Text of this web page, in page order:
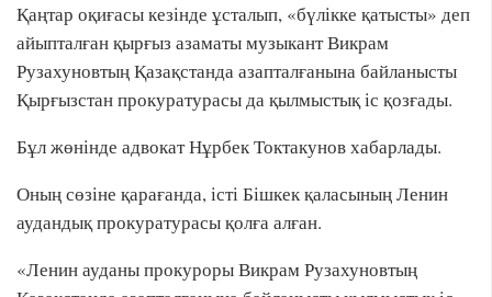
Қаңтар оқиғасы кезінде ұсталып, «бүлікке қатысты» деп
айыпталған қырғыз азаматы музыкант Викрам
Рузахуновтың Қазақстанда азапталғанына байланысты
Қырғызстан прокуратурасы да қылмыстық іс қозғады.
Бұл жөнінде адвокат Нұрбек Токтакунов хабарлады.
Оның сөзіне қарағанда, істі Бішкек қаласының Ленин
аудандық прокуратурасы қолға алған.
«Ленин ауданы прокуроры Викрам Рузахуновтың